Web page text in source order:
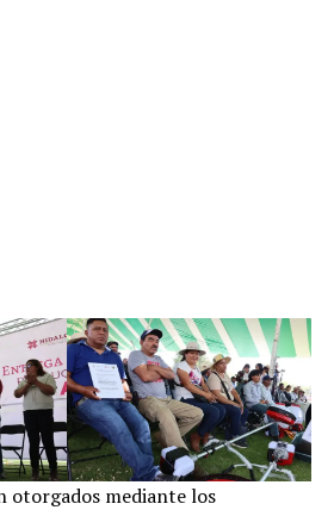
otorgados mediante los